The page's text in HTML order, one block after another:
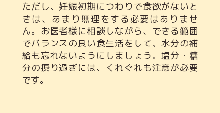
ただし、妊娠初期につわりで食欲がないと
きは、あまり無理をする必要はありませ
ん。お医者様に相談しながら、できる範囲
でバランスの良い食生活をして、水分の補
給も忘れないようにしましょう。塩分・糖
分の摂り過ぎには、くれぐれも注意が必要
です。